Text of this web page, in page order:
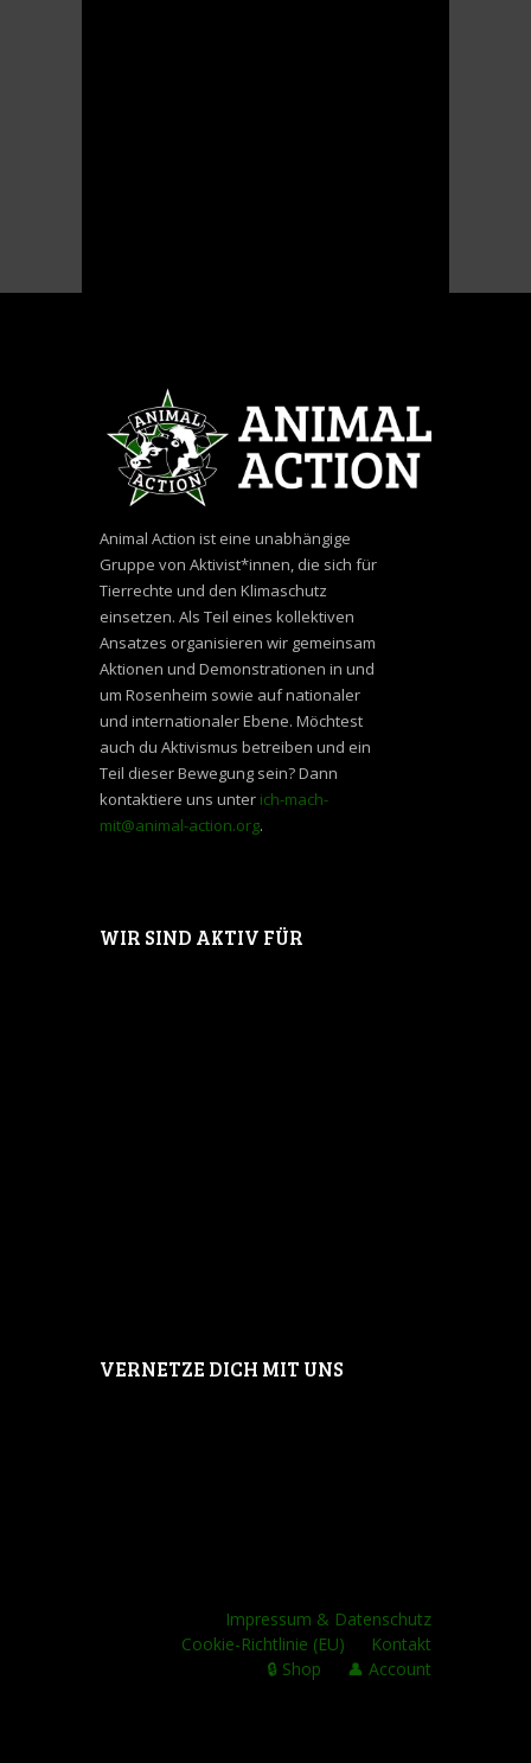
Animal Action ist eine unabhängige
Gruppe von Aktivist*innen, die sich für
Tierrechte und den Klimaschutz
einsetzen. Als Teil eines kollektiven
Ansatzes organisieren wir gemeinsam
Aktionen und Demonstrationen in und
um Rosenheim sowie auf nationaler
und internationaler Ebene. Möchtest
auch du Aktivismus betreiben und ein
Teil dieser Bewegung sein? Dann
kontaktiere uns unter ich-mach-
mit@animal-action.org.
WIR SIND AKTIV FÜR
VERNETZE DICH MIT UNS
Impressum & Datenschutz
Cookie-Richtlinie (EU)
Kontakt
🔒 Shop
👤 Account